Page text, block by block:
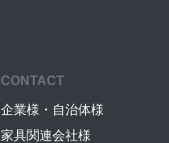
CONTACT
企業様・自治体様
家具関連会社様